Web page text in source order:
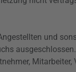
und
Mitarbeiter,